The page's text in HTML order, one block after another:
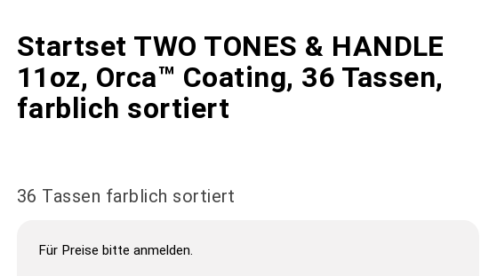
Startset TWO TONES & HANDLE
11oz, Orca™ Coating, 36 Tassen,
farblich sortiert
36 Tassen farblich sortiert
Für Preise bitte anmelden.